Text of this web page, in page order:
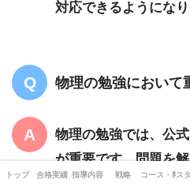
対応できるようになり
物理の勉強において
物理の勉強では、公
が重要です。問題を
ことで、条件を理解
トップ 合格実績 指導内容 戦略 コース・料金
ス